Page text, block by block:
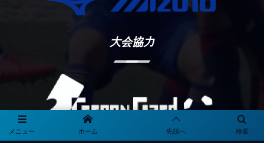
メニュー 検索
ホーム 先頭へ
大会協力